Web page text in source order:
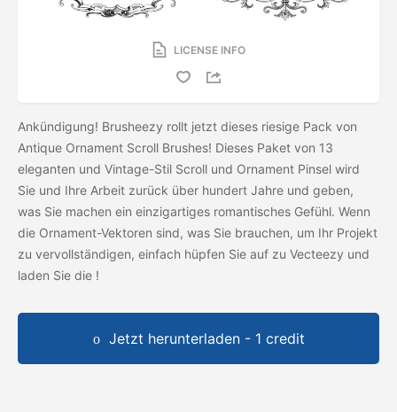
LICENSE INFO
Ankündigung! Brusheezy rollt jetzt dieses riesige Pack von
Antique Ornament Scroll Brushes! Dieses Paket von 13
eleganten und Vintage-Stil Scroll und Ornament Pinsel wird
Sie und Ihre Arbeit zurück über hundert Jahre und geben,
was Sie machen ein einzigartiges romantisches Gefühl. Wenn
die Ornament-Vektoren sind, was Sie brauchen, um Ihr Projekt
zu vervollständigen, einfach hüpfen Sie auf zu Vecteezy und
laden Sie die !
Jetzt herunterladen - 1 credit